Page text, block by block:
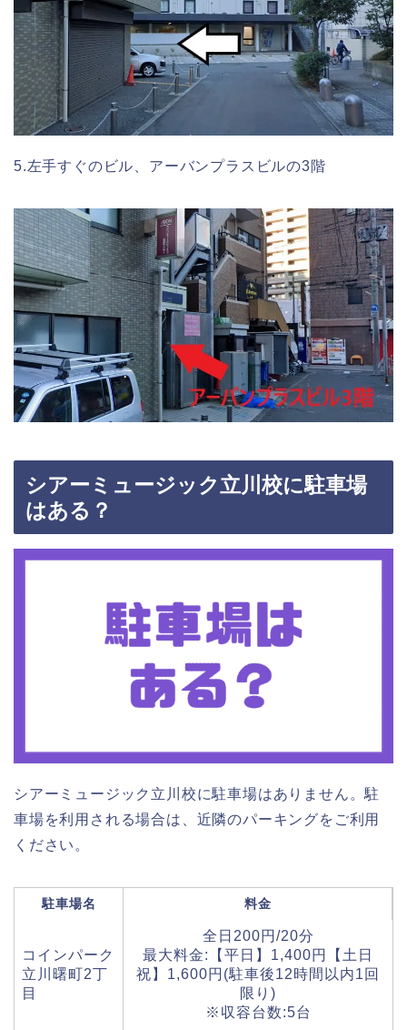
5.左手すぐのビル、アーバンプラスビルの3階
シアーミュージック立川校に駐車場
はある？
シアーミュージック立川校に駐車場はありません。駐
車場を利用される場合は、近隣のパーキングをご利用
ください。
駐車場名 料金
コインパーク
立川曙町2丁
目
全日200円/20分
最大料金:【平日】1,400円【土日
祝】1,600円(駐車後12時間以内1回
限り)
※収容台数:5台